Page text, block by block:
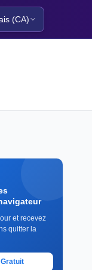
(CA)
et recevez
quitter la